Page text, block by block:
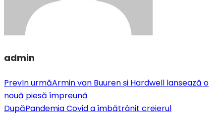
admin
PrevIn urmăArmin van Buuren și Hardwell lansează o
nouă piesă împreună
DupăPandemia Covid a îmbătrânit creierul